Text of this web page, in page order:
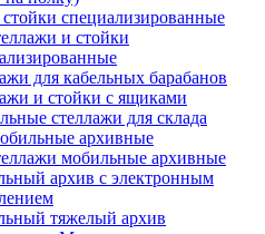
специализированные
и стойки
для кабельных барабанов
и стойки с ящиками
стеллажи для склада
архивные
мобильные архивные
архив с электронным
тяжелый архив